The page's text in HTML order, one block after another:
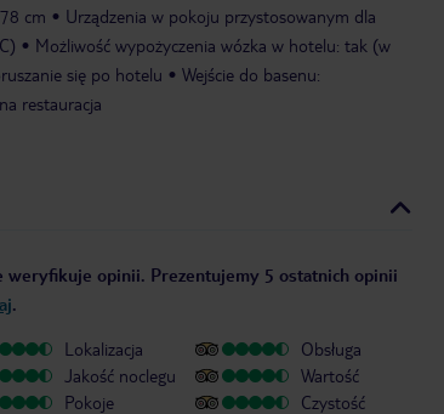
cm
Urządzenia w pokoju przystosowanym dla
Możliwość wypożyczenia wózka w hotelu: tak (w
się po hotelu
Wejście do basenu:
restauracja
weryfikuje opinii. Prezentujemy 5 ostatnich opinii
.
Lokalizacja
Jakość noclegu
Pokoje
Obsługa
Wartość
Czystość